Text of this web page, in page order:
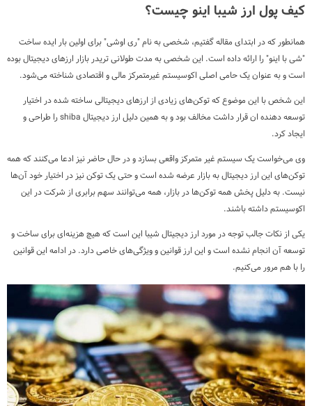
کیف پول ارز شیبا اینو چیست؟
همانطور که در ابتدای مقاله گفتیم، شخصی به نام "ری اوشی" برای اولین بار ایده ساخت
"شی با اینو" را ارائه داده است. این شخصی به مدت طولانی تریدر بازار ارزهای دیجیتال بوده
است و به عنوان یک حامی اصلی اکوسیستم غیرمتمرکز مالی و اقتصادی شناخته می‌شود.
این شخص با این موضوع که توکن‌های زیادی از ارزهای دیجیتالی ساخته شده در اختیار
توسعه دهنده ان قرار داشت مخالف بود و به همین دلیل ارز دیجیتال shiba را طراحی و
ایجاد کرد.
وی می‌خواست یک سیستم غیر متمرکز واقعی بسازد و در حال حاضر نیز ادعا می‌کنند که همه
توکن‌های این ارز دیجیتال به بازار عرضه شده است و حتی یک توکن نیز در اختیار خود آن‌ها
نیست. به دلیل پخش همه توکن‌ها در بازار، همه می‌توانند سهم برابری از شرکت در این
اکوسیستم داشته باشند.
یکی از نکات جالب توجه در مورد ارز دیجیتال شیبا این است که هیچ هزینه‌ای برای ساخت و
توسعه آن انجام نشده است و این ارز قوانین و ویژگی‌های خاصی دارد. در ادامه این قوانین
را با هم مرور می‌کنیم.